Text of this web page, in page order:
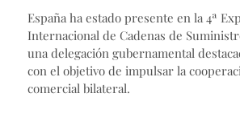
España ha estado presente en la 4ª
Internacional de Cadenas de
una delegación gubernamental
con el objetivo de impulsar la
comercial bilateral.